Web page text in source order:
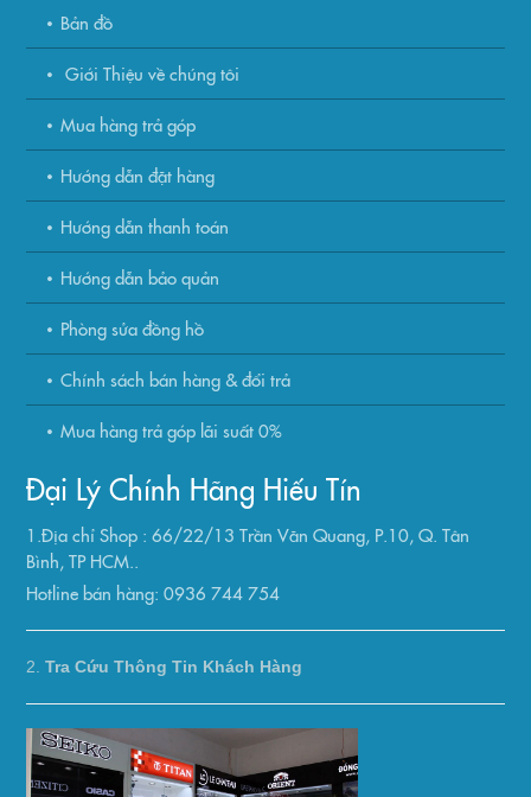
Bản đồ
Giới Thiệu về chúng tôi
Mua hàng trả góp
Hướng dẫn đặt hàng
Hướng dẫn thanh toán
Hướng dẫn bảo quản
Phòng sửa đồng hồ
Chính sách bán hàng & đổi trả
Mua hàng trả góp lãi suất 0%
Đại Lý Chính Hãng Hiếu Tín
1.Địa chỉ Shop : 66/22/13 Trần Văn Quang, P.10, Q. Tân
Bình, TP HCM..
Hotline bán hàng: 0936 744 754
2.Tra Cứu Thông Tin Khách Hàng